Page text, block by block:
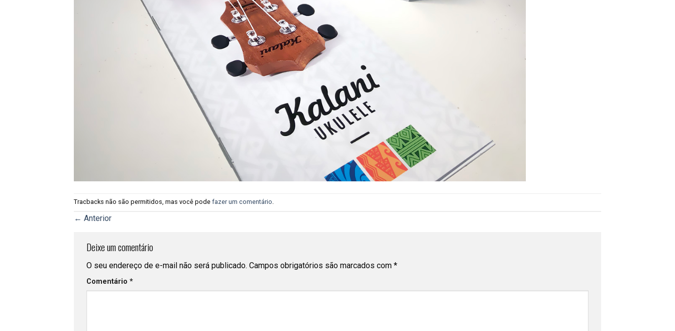
Tracbacks não são permitidos, mas você pode fazer um comentário
← Anterior
Deixe um comentário
O seu endereço de e-mail não será publicado. Campos obrigatórios são marcados com *
Comentário *